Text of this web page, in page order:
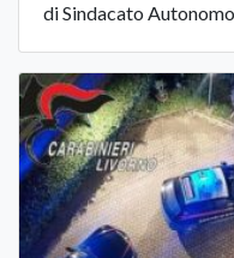
di Sindacato